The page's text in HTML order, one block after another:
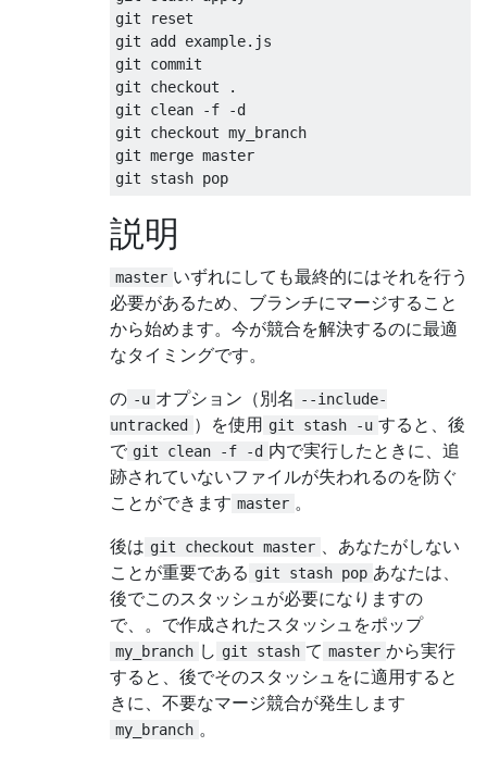
git reset
git add example.js
git commit
git checkout .
git clean -f -d
git checkout my_branch
git merge master
説明
master いずれにしても最終的にはそれを行う
必要があるため、ブランチにマージすること
から始めます。今が競合を解決するのに最適
なタイミングです。
の -u オプション（別名 --include-
untracked ）を使用 git stash -u すると、後
で git clean -f -d 内で実行したときに、追
跡されていないファイルが失われるのを防ぐ
ことができます master 。
後は git checkout master
、あなたがしない
ことが重要である git stash pop あなたは、
後でこのスタッシュが必要になりますの
で、。で作成されたスタッシュをポップ
my_branch し git stash て master から実行
すると、後でそのスタッシュをに適用すると
きに、不要なマージ競合が発生します
my_branch 。